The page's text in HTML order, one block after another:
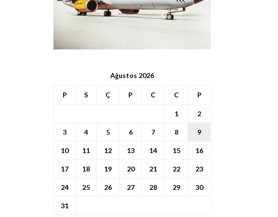
Ağustos 2026
P S Ç P C C P
1 2
3 4 5 6 7 8 9
10 11 12 13 14 15 16
17 18 19 20 21 22 23
24 25 26 27 28 29 30
31